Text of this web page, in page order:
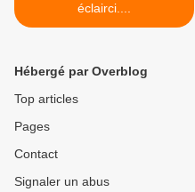
éclairci....
Hébergé par Overblog
Top articles
Pages
Contact
Signaler un abus